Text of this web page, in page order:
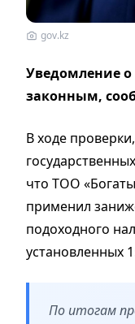
gov.kz
Уведомление
законным,
В ходе
что ТОО
применил
подоходного
установленных
По итогам